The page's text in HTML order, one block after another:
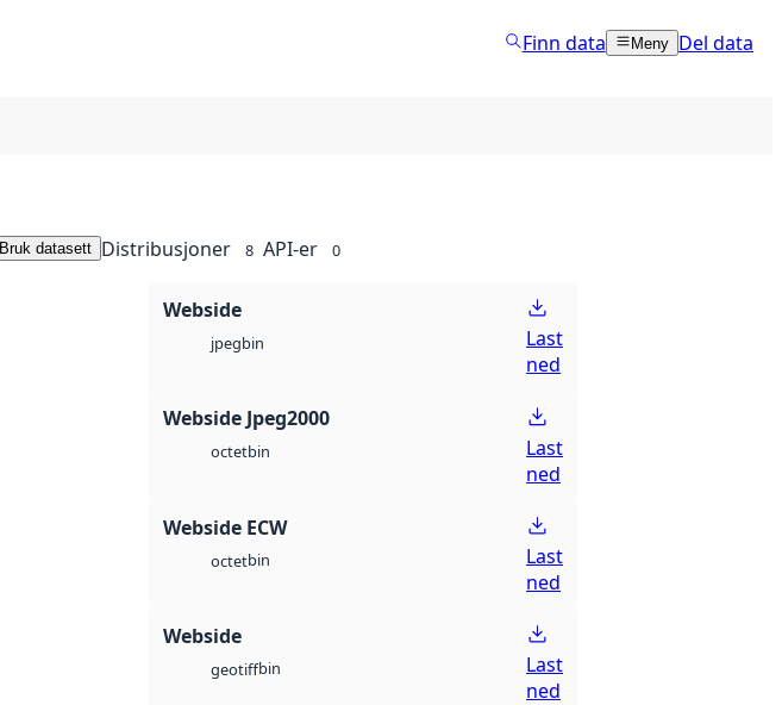
Finn data Meny Del data
Bruk datasett Distribusjoner 8 API-er 0
Webside
jpegbin
Last
ned
Webside Jpeg2000
octetbin
Last
ned
Webside ECW
octetbin
Last
ned
Webside
geotiffbin
Last
ned